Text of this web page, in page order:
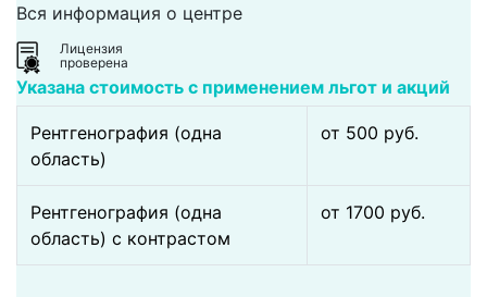
Вся информация о центре
Лицензия
проверена
Указана стоимость с применением льгот и акций
Рентгенография (одна
область)
от 500 pуб.
Рентгенография (одна
область) с контрастом
от 1700 pуб.